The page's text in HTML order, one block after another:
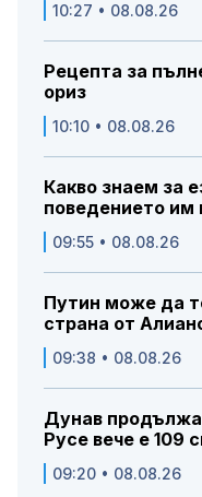
10:27 • 08.08.26
Рецепта за
ориз
10:10 • 08.08.26
Какво знаем за
поведението им
09:55 • 08.08.26
Путин може да
страна от
09:38 • 08.08.26
Дунав
Русе вече е 109
09:20 • 08.08.26